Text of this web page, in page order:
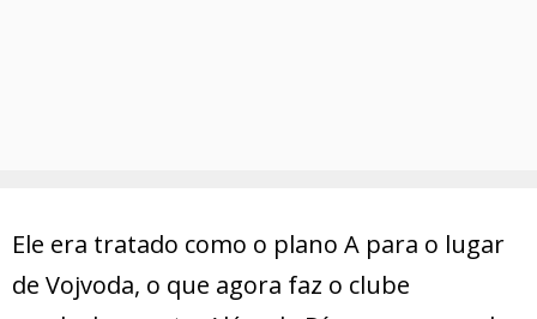
Ele era tratado como o plano A para o lugar
de Vojvoda, o que agora faz o clube